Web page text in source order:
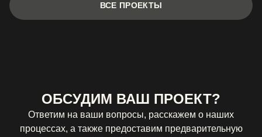
ВСЕ ПРОЕКТЫ
ОБСУДИМ ВАШ ПРОЕКТ?
Ответим на ваши вопросы, расскажем о наших
процессах, а также предоставим предварительную